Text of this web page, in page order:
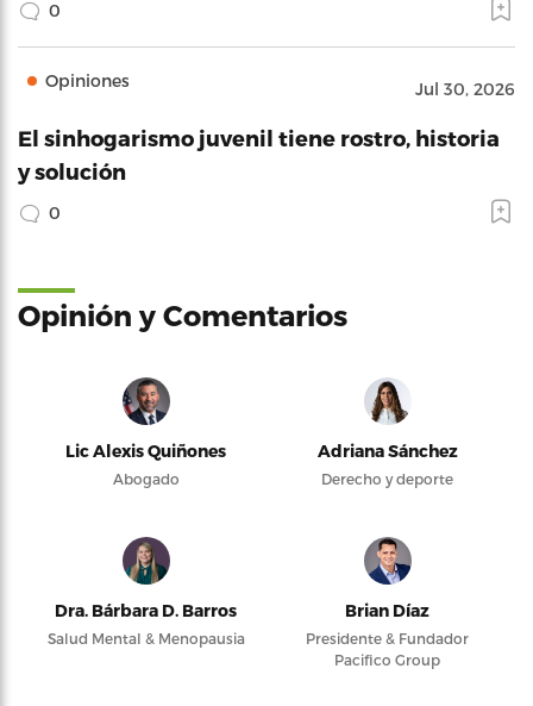
0
Opiniones Jul 30, 2026
El sinhogarismo juvenil tiene rostro, historia
y solución
0
Opinión y Comentarios
Lic Alexis Quiñones
Abogado
Adriana Sánchez
Derecho y deporte
Dra. Bárbara D. Barros
Salud Mental & Menopausia
Brian Díaz
Presidente & Fundador
Pacifico Group